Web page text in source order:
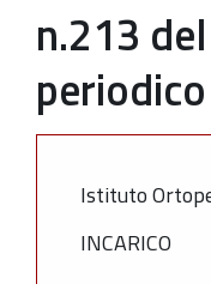
n.213
Istituto
INCARICO